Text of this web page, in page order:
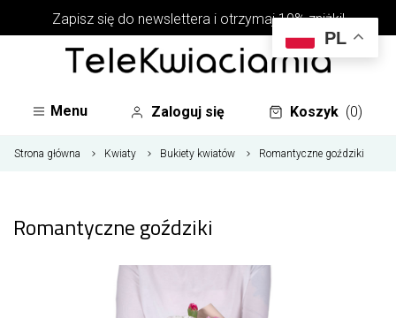
Zapisz się do newslettera i otrzymaj 10% zniżki!
Menu Zaloguj się Koszyk (0)
Strona główna Kwiaty Bukiety kwiatów Romantyczne goździki
Romantyczne goździki
PL